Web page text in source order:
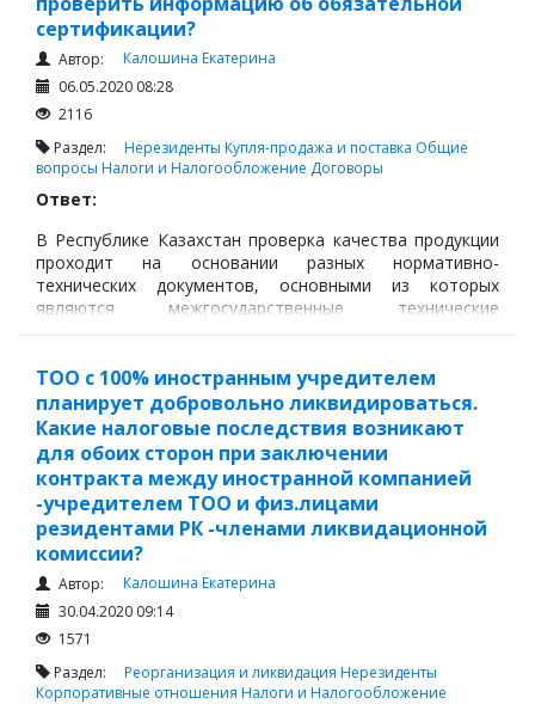
сертификации?
Автор:
Калошина Екатерина
06.05.2020 08:28
2116
Раздел: Нерезиденты Купля-продажа и поставка Общие
вопросы Налоги и Налогообложение Договоры
Ответ:
В Республике Казахстан проверка качества продукции
проходит на основании разных нормативно-
технических документов, основными из которых
являются межгосударственные технические
регламенты, а также национальные стандарты.
ТОО с 100% иностранным учредителем
планирует добровольно ликвидироваться.
Какие налоговые последствия возникают
для обоих сторон при заключении
контракта между иностранной компанией
-учредителем ТОО и физ.лицами
резидентами РК -членами ликвидационной
комиссии?
Автор:
Калошина Екатерина
30.04.2020 09:14
1571
Раздел: Реорганизация и ликвидация Нерезиденты
Корпоративные отношения Налоги и Налогообложение